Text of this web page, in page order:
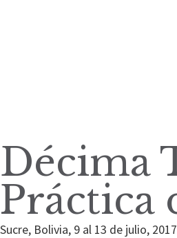
Décima
Práctica
Sucre, Bolivia, 9 al 13 de julio, 2017